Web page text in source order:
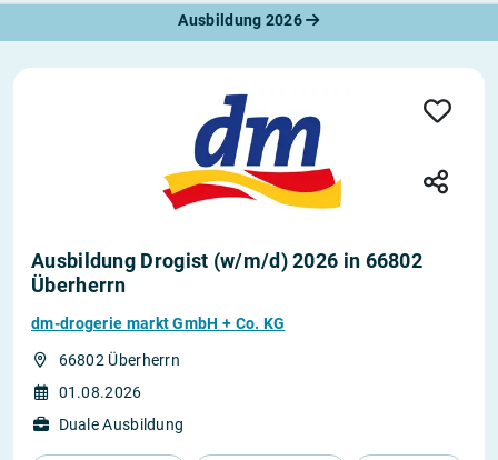
Ausbildung 2026
Ausbildung Drogist (w/m/d) 2026 in 66802
Überherrn
dm-drogerie markt GmbH + Co. KG
66802 Überherrn
01.08.2026
Duale Ausbildung